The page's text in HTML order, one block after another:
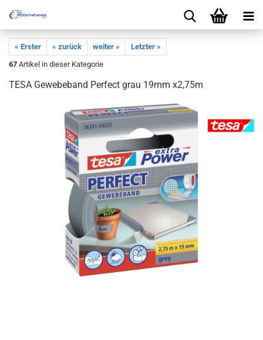
« Erster « zurück weiter »
Letzter »
67 Artikel in dieser Kategorie
TESA Gewebeband Perfect grau 19mm x2,75m